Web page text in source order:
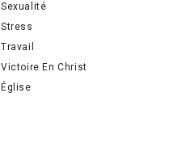
Sexualité
Stress
Travail
Victoire En Christ
Église